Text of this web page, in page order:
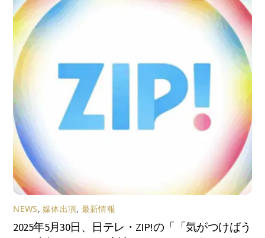
NEWS,媒体出演, 最新情報
2025年5月30日、日テレ・ZIP!の「「気がつけばう